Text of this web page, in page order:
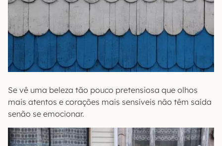
Se vê uma beleza tão pouco pretensiosa que olhos
mais atentos e corações mais sensíveis não têm saída
senão se emocionar.